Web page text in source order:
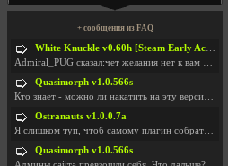
+ сообщения из FAQ
White Knuckle v0.60h [Steam Early Access]
Admiral_PUG сказал:чет желания нет к вам сюда захо
Quasimorph v1.0.566s
Кто знает - можно ли накатить на эту версию моды?
Ostranauts v1.0.0.7a
Я слишком туп, чтоб самому плагин собрать. И что-т
Quasimorph v1.0.566s